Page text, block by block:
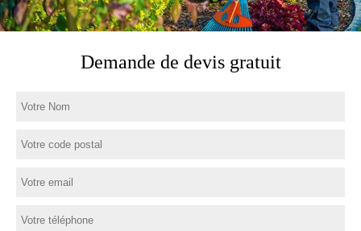
Demande de devis gratuit